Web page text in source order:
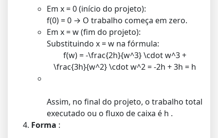
Em x = 0(início do projeto):
f(0) = 0 → O trabalho começa em zero.
Em x = w(fim do projeto):
Substituindo x = w na fórmula:
f(w) = -\frac{2h}{w^3} \cdot w^3 +
\frac{3h}{w^2} \cdot w^2 = -2h + 3h = h
Assim, no final do projeto, o trabalho total
executado ou o fluxo de caixa é h .
Forma :